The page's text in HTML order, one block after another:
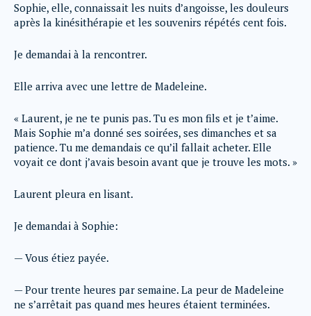
Sophie, elle, connaissait les nuits d’angoisse, les douleurs
après la kinésithérapie et les souvenirs répétés cent fois.
Je demandai à la rencontrer.
Elle arriva avec une lettre de Madeleine.
« Laurent, je ne te punis pas. Tu es mon fils et je t’aime.
Mais Sophie m’a donné ses soirées, ses dimanches et sa
patience. Tu me demandais ce qu’il fallait acheter. Elle
voyait ce dont j’avais besoin avant que je trouve les mots. »
Laurent pleura en lisant.
Je demandai à Sophie:
— Vous étiez payée.
— Pour trente heures par semaine. La peur de Madeleine
ne s’arrêtait pas quand mes heures étaient terminées.